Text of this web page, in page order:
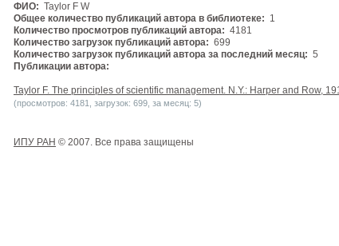
ФИО: Taylor F W
Общее количество публикаций автора в библиотеке: 1
Количество просмотров публикаций автора: 4181
Количество загрузок публикаций автора: 699
Количество загрузок публикаций автора за последний месяц: 5
Публикации автора:
Taylor F. The principles of scientific management. N.Y.: Harper and Row,
(просмотров: 4181, загрузок: 699, за месяц: 5)
ИПУ РАН © 2007. Все права защищены